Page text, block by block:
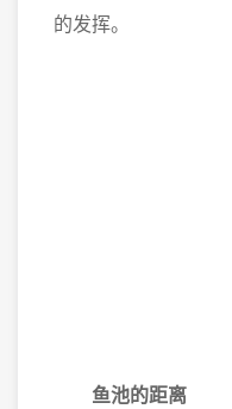
的发挥。
鱼池的距离